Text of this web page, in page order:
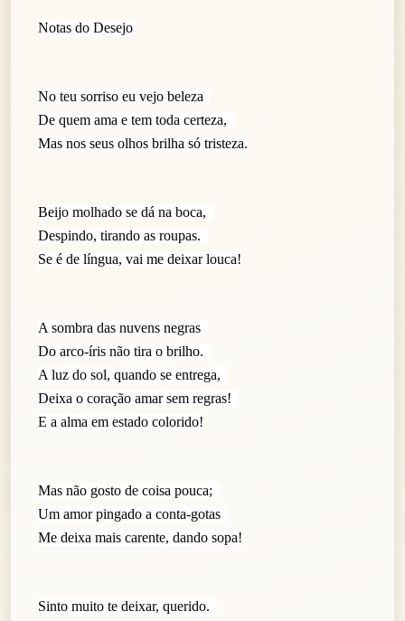
Notas do Desejo
No teu sorriso eu vejo beleza
De quem ama e tem toda certeza,
Mas nos seus olhos brilha só tristeza.
Beijo molhado se dá na boca,
Despindo, tirando as roupas.
Se é de língua, vai me deixar louca!
A sombra das nuvens negras
Do arco-íris não tira o brilho.
A luz do sol, quando se entrega,
Deixa o coração amar sem regras!
E a alma em estado colorido!
Mas não gosto de coisa pouca;
Um amor pingado a conta-gotas
Me deixa mais carente, dando sopa!
Sinto muito te deixar, querido.